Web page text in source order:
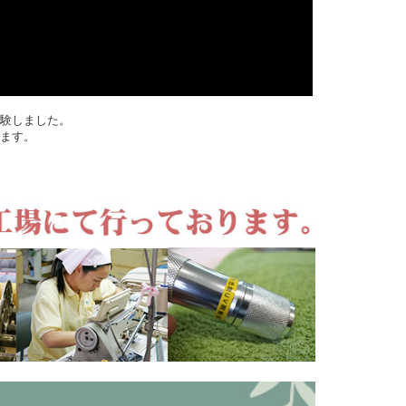
しました。
す。